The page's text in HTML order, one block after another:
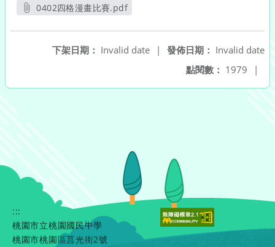
0402四格漫畫比賽.pdf
發佈日期： Invalid date
下架日期： Invalid date
|
點閱數： 1979 |
:::
桃園市立桃園國民中學
桃園市桃園區莒光街2號